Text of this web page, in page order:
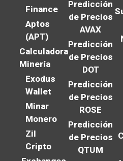
Finance
Aptos
(APT)
Calculadora
Minería
Exodus
Wallet
Minar
Monero
Zil
Cripto
Predicción
de Precios
AVAX
Predicción
de Precios
DOT
Predicción
de Precios
ROSE
Predicción
de Precios
QTUM